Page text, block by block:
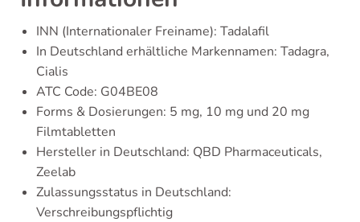
INN (Internationaler Freiname): Tadalafil
In Deutschland erhältliche Markennamen: Tadagra,
Cialis
ATC Code: G04BE08
Forms & Dosierungen: 5 mg, 10 mg und 20 mg
Filmtabletten
Hersteller in Deutschland: QBD Pharmaceuticals,
Zeelab
Zulassungsstatus in Deutschland:
Verschreibungspflichtig